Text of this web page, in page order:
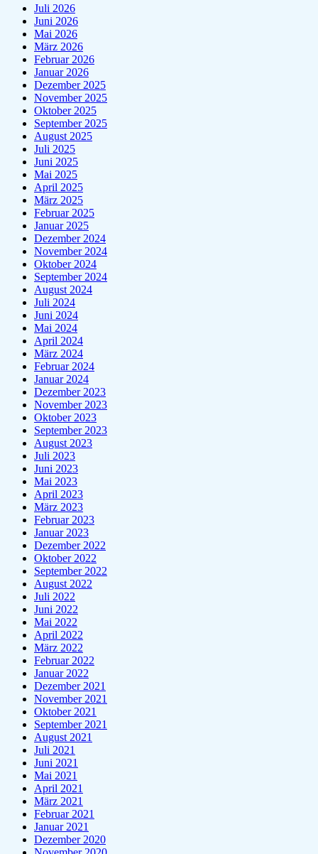
Juli 2026
Juni 2026
Mai 2026
März 2026
Februar 2026
Januar 2026
Dezember 2025
November 2025
Oktober 2025
September 2025
August 2025
Juli 2025
Juni 2025
Mai 2025
April 2025
März 2025
Februar 2025
Januar 2025
Dezember 2024
November 2024
Oktober 2024
September 2024
August 2024
Juli 2024
Juni 2024
Mai 2024
April 2024
März 2024
Februar 2024
Januar 2024
Dezember 2023
November 2023
Oktober 2023
September 2023
August 2023
Juli 2023
Juni 2023
Mai 2023
April 2023
März 2023
Februar 2023
Januar 2023
Dezember 2022
Oktober 2022
September 2022
August 2022
Juli 2022
Juni 2022
Mai 2022
April 2022
März 2022
Februar 2022
Januar 2022
Dezember 2021
November 2021
Oktober 2021
September 2021
August 2021
Juli 2021
Juni 2021
Mai 2021
April 2021
März 2021
Februar 2021
Januar 2021
Dezember 2020